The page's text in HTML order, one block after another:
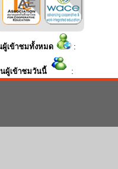
เข้าชมทั้งหมด :
เข้าชมวันนี้ :